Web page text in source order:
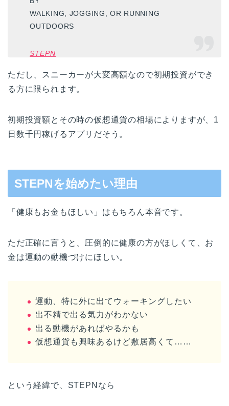
WALKING, JOGGING, OR RUNNING
OUTDOORS
STEPN
ただし、スニーカーが大変高額なので初期投資ができ
る方に限られます。
初期投資額とその時の仮想通貨の相場によりますが、1
日数千円稼げるアプリだそう。
STEPNを始めたい理由
「健康もお金もほしい」はもちろん本音です。
ただ正確に言うと、圧倒的に健康の方がほしくて、お
金は運動の動機づけにほしい。
運動、特に外に出てウォーキングしたい
出不精で出る気力がわかない
出る動機があればやるかも
仮想通貨も興味あるけど敷居高くて……
という経緯で、STEPNなら